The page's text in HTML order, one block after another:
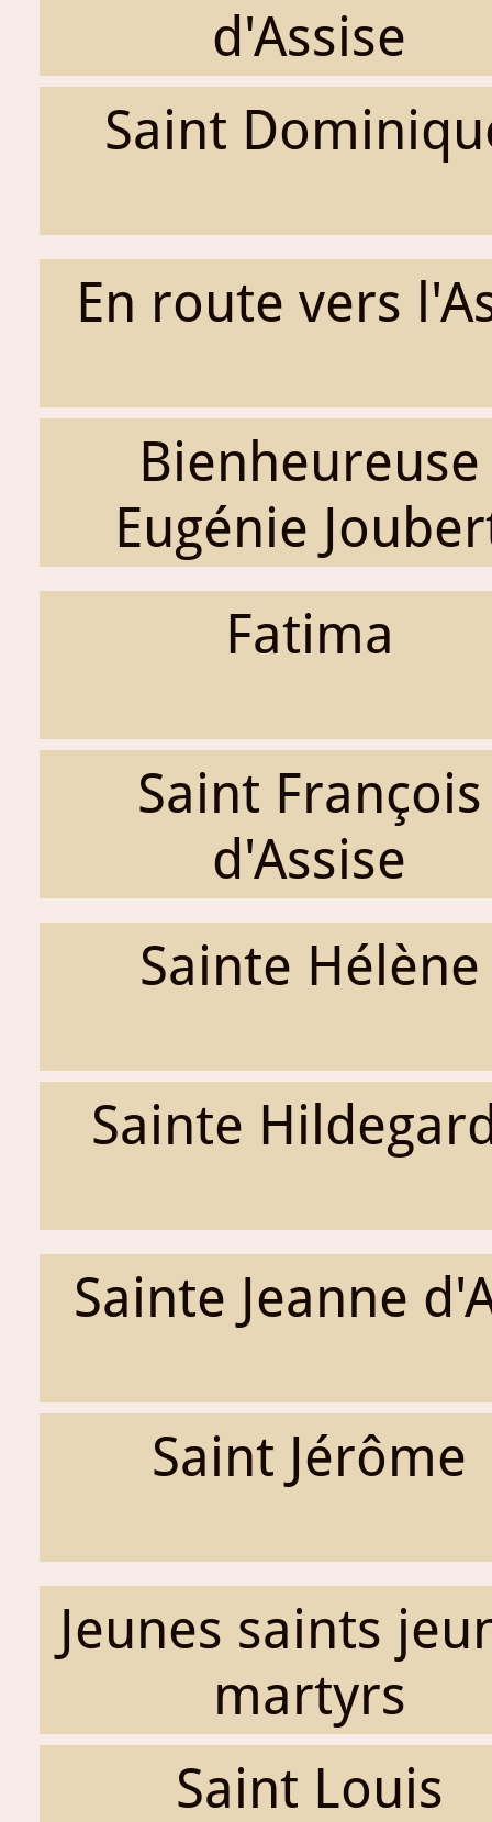
d'Assise
Saint
En route vers
Bienheureuse
Eugénie
Fatima
Saint François
d'Assise
Sainte Hélène
Sainte
Sainte Jeanne
Saint Jérôme
Jeunes saints
martyrs
Saint Louis